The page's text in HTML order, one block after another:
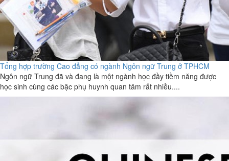
Tổng hợp trường Cao đẳng có ngành Ngôn ngữ Trung ở TPHCM
Ngôn ngữ Trung đã và đang là một ngành học đầy tiềm năng được
học sinh cùng các bậc phụ huynh quan tâm rất nhiều....